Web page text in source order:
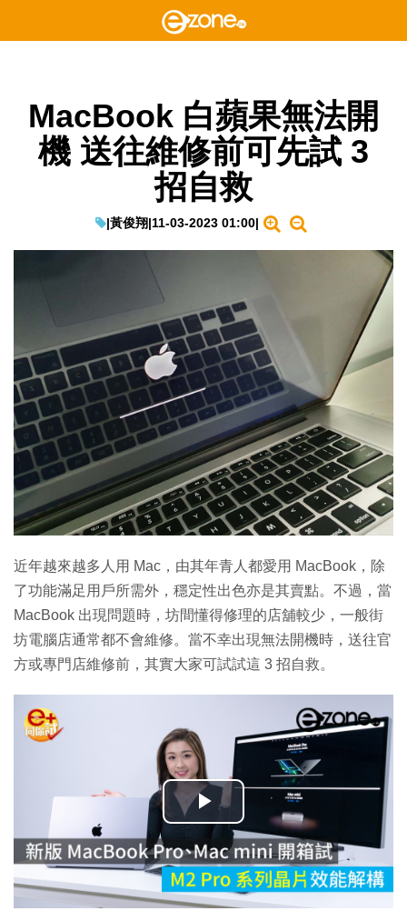
MacBook 白蘋果無法開
機 送往維修前可先試 3
招自救
|黃俊翔|11-03-2023 01:00|
近年越來越多人用 Mac，由其年青人都愛用 MacBook，除
了功能滿足用戶所需外，穩定性出色亦是其賣點。不過，當
MacBook 出現問題時，坊間懂得修理的店舖較少，一般街
坊電腦店通常都不會維修。當不幸出現無法開機時，送往官
方或專門店維修前，其實大家可試試這 3 招自救。
播
放
影